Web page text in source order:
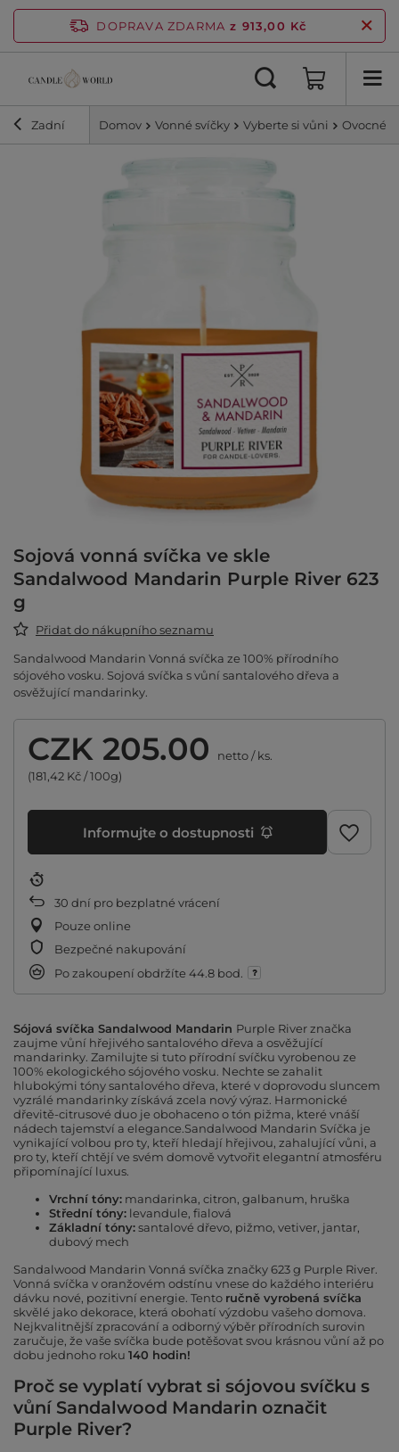
DOPRAVA ZDARMA z 913,00 Kč
Zadní Domov Vonné svíčky Vyberte si vůni Ovocné
Sojová vonná svíčka ve skle
Sandalwood Mandarin Purple River 623
g
Přidat do nákupního seznamu
Sandalwood Mandarin Vonná svíčka ze 100% přírodního
sójového vosku. Sojová svíčka s vůní santalového dřeva a
osvěžující mandarinky.
CZK 205.00 netto/ks.
(181,42 Kč / 100g)
Informujte o dostupnosti
30 dní pro bezplatné vrácení
Pouze online
Bezpečné nakupování
Po zakoupení obdržíte 44.8 bod.
Sójová svíčka Sandalwood Mandarin Purple River značka
zaujme vůní hřejivého santalového dřeva a osvěžující
mandarinky. Zamilujte si tuto přírodní svíčku vyrobenou ze
100% ekologického sójového vosku. Nechte se zahalit
hlubokými tóny santalového dřeva, které v doprovodu sluncem
vyzrálé mandarinky získává zcela nový výraz. Harmonické
dřevitě-citrusové duo je obohaceno o tón pižma, které vnáší
nádech tajemství a elegance.Sandalwood Mandarin Svíčka je
vynikající volbou pro ty, kteří hledají hřejivou, zahalující vůni, a
pro ty, kteří chtějí ve svém domově vytvořit elegantní atmosféru
připomínající luxus.
Vrchní tóny: mandarinka, citron, galbanum, hruška
Střední tóny: levandule, fialová
Základní tóny:santalové dřevo, pižmo, vetiver, jantar,
dubový mech
Sandalwood Mandarin Vonná svíčka značky 623 g Purple River.
Vonná svíčka v oranžovém odstínu vnese do každého interiéru
dávku nové, pozitivní energie. Tento ručně vyrobená svíčka
skvělé jako dekorace, která obohatí výzdobu vašeho domova.
Nejkvalitnější zpracování a odborný výběr přírodních surovin
zaručuje, že vaše svíčka bude potěšovat svou krásnou vůní až po
dobu jednoho roku 140 hodin!
Proč se vyplatí vybrat si sójovou svíčku s
vůní Sandalwood Mandarin označit
Purple River?